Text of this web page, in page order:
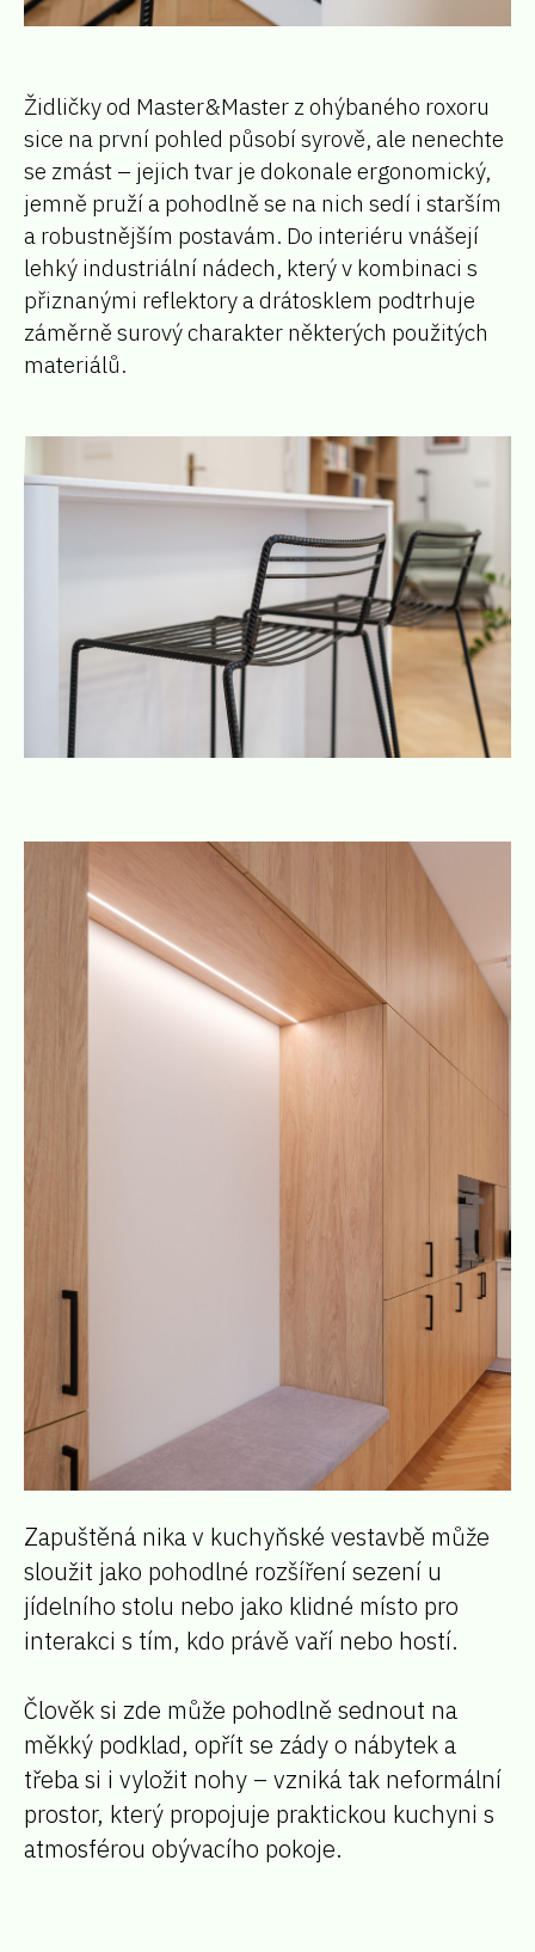
Židličky od Master&Master z ohýbaného roxoru
sice na první pohled působí syrově, ale nenechte
se zmást – jejich tvar je dokonale ergonomický,
jemně pruží a pohodlně se na nich sedí i starším
a robustnějším postavám. Do interiéru vnášejí
lehký industriální nádech, který v kombinaci s
přiznanými reflektory a drátosklem podtrhuje
záměrně surový charakter některých použitých
materiálů.
Zapuštěná nika v kuchyňské vestavbě může
sloužit jako pohodlné rozšíření sezení u
jídelního stolu nebo jako klidné místo pro
interakci s tím, kdo právě vaří nebo hostí.
Člověk si zde může pohodlně sednout na
měkký podklad, opřít se zády o nábytek a
třeba si i vyložit nohy – vzniká tak neformální
prostor, který propojuje praktickou kuchyni s
atmosférou obývacího pokoje.